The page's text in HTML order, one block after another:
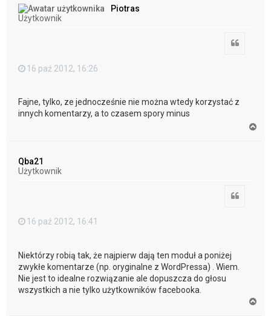
Piotras
Użytkownik
16 paź 2012, 16:26
Fajne, tylko, ze jednocześnie nie można wtedy korzystać z
innych komentarzy, a to czasem spory minus
Qba21
Użytkownik
16 paź 2012, 16:41
Niektórzy robią tak, że najpierw dają ten moduł a poniżej
zwykłe komentarze (np. oryginalne z WordPressa) . Wiem.
Nie jest to idealne rozwiązanie ale dopuszcza do głosu
wszystkich a nie tylko użytkowników facebooka.